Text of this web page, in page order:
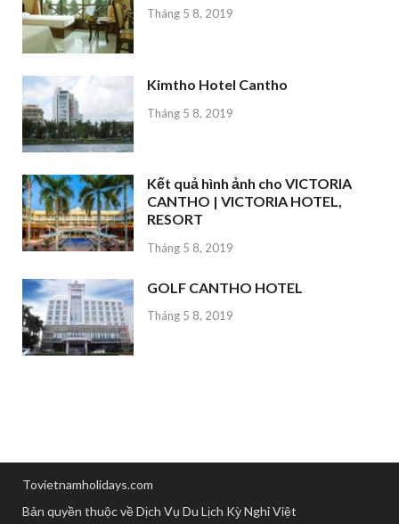
Tháng 5 8, 2019
Kimtho Hotel Cantho
Tháng 5 8, 2019
Kết quả hình ảnh cho VICTORIA
CANTHO | VICTORIA HOTEL,
RESORT
Tháng 5 8, 2019
GOLF CANTHO HOTEL
Tháng 5 8, 2019
Tovietnamholidays.com
Bản quyền thuộc về Dịch Vụ Du Lịch Kỳ Nghỉ Việt